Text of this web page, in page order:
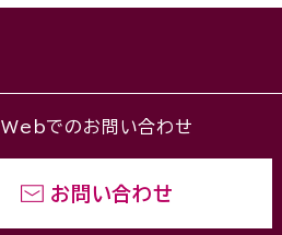
Webでのお問い合わせ
お問い合わせ